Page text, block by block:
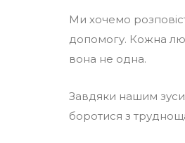
Ми хочемо
допомогу. Кожна
вона не одна.
Завдяки нашим
боротися з